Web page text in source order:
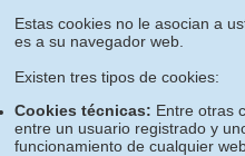
Estas cookies no le asocian a
es a su navegador web.
Existen tres tipos de cookies:
Cookies técnicas: Entre otras
entre un usuario registrado y
funcionamiento de cualquier